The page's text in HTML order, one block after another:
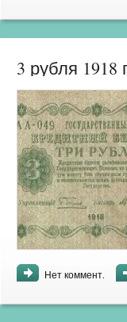
3 рубля
Нет коммент.